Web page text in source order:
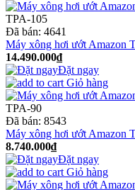
TPA-105
Đã bán: 4641
Máy xông hơi ướt Amazon
14.490.000₫
Đặt ngay
Giỏ hàng
TPA-90
Đã bán: 8543
Máy xông hơi ướt Amazon
8.740.000₫
Đặt ngay
Giỏ hàng